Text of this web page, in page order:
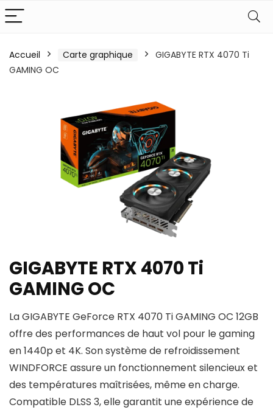
Accueil Carte graphique
GIGABYTE RTX 4070 Ti
GAMING OC
GIGABYTE RTX 4070 Ti
GAMING OC
La GIGABYTE GeForce RTX 4070 Ti GAMING OC 12GB
offre des performances de haut vol pour le gaming
en 1440p et 4K. Son système de refroidissement
WINDFORCE assure un fonctionnement silencieux et
des températures maîtrisées, même en charge.
Compatible DLSS 3, elle garantit une expérience de